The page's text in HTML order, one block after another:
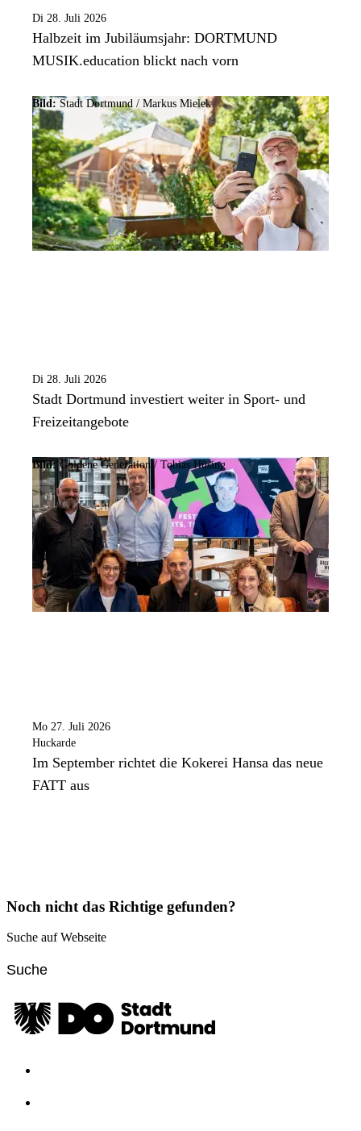
Di 28. Juli 2026
Halbzeit im Jubiläumsjahr: DORTMUND
MUSIK.education blickt nach vorn
Bild: Stadt Dortmund / Markus Mielek
Di 28. Juli 2026
Stadt Dortmund investiert weiter in Sport- und
Freizeitangebote
Bild: Goldene Generation / Tobias Hüsing
Mo 27. Juli 2026
Huckarde
Im September richtet die Kokerei Hansa das neue
FATT aus
Noch nicht das Richtige gefunden?
Suche auf Webseite